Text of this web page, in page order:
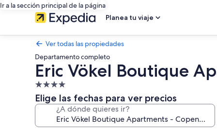
Ir a la sección principal de la página
Planea tu viaje
Ver todas las propiedades
Departamento completo
Eric Vökel Boutique
Propiedad
de
4.0
estrellas
Elige las fechas para ver precios
¿A dónde quieres ir?